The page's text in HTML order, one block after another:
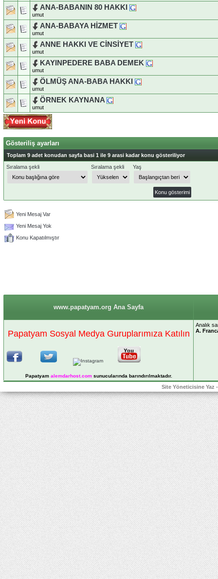
ANA-BABANIN 80 HAKKI
umut
ANA-BABAYA HİZMET
umut
ANNE HAKKI VE CİNSİYET
umut
KAYINPEDERE BABA DEMEK
umut
ÖLMÜŞ ANA-BABA HAKKI
umut
ÖRNEK KAYNANA
umut
Gösteriliş ayarları
Toplam 9 adet konudan sayfa basi 1 ile 9 arasi kadar konu gösteriliyor
Sıralama şekli
Sıralama şekli Yaş
Yeni Mesaj Var
Yeni Mesaj Yok
Konu Kapatılmıştır
www.papatyam.org Ana Sayfa
Papatyam Sosyal Medya Guruplarımıza Katılın
Papatyam alemdarhost.comsunucularında barındırılmaktadır.
Analık
A.
Site Yöneticisine Yaz